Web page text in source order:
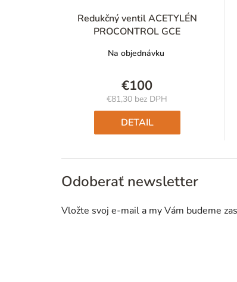
Redukčný ventil ACETYLÉN
PROCONTROL GCE
Na objednávku
€100
€81,30 bez DPH
Jednotková
cena:
DETAIL
Odoberať newsletter
Vložte svoj e-mail a my Vám budeme